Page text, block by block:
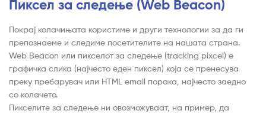
Пиксел за следење (Web Beacon)
Покрај колачињата користиме и други технологии за да ги
препознаеме и следиме посетителите на нашата страна.
Web Beacon или пикселот за следење (tracking pixcel) е
графичка слика (најчесто еден пиксел) која се пренесува
преку пребарувач или HTML email порака, најчесто заедно
со колачето.
Пикселите за следење ни овозможуваат, на пример, да